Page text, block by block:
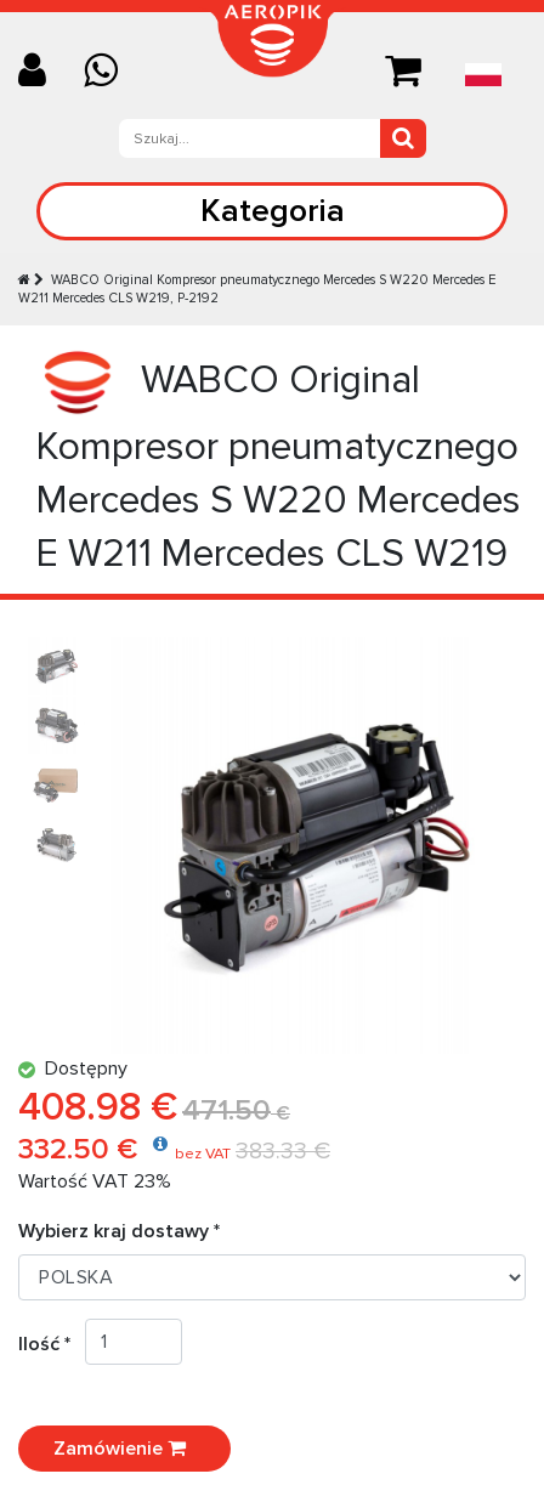
Kategoria
WABCO Original Kompresor pneumatycznego Mercedes S W220 Mercedes E
W211 Mercedes CLS W219, P-2192
WABCO Original
Kompresor pneumatycznego
Mercedes S W220 Mercedes
E W211 Mercedes CLS W219
Dostępny
408.98 €471.50€
332.50 € bez VAT 383.33 €
Wartość VAT 23%
Wybierz kraj dostawy *
Ilość *
Zamówienie